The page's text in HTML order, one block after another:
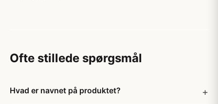
Ofte stillede spørgsmål
Hvad er navnet på produktet?